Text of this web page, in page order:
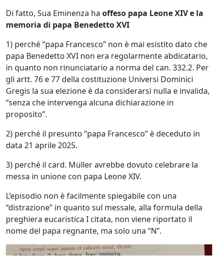
Di fatto, Sua Eminenza ha offeso papa Leone XIV e la
memoria di papa Benedetto XVI
1) perché “papa Francesco” non è mai esistito dato che
papa Benedetto XVI non era regolarmente abdicatario,
in quanto non rinunciatario a norma del can. 332.2. Per
gli artt. 76 e 77 della costituzione Universi Dominici
Gregis la sua elezione è da considerarsi nulla e invalida,
“senza che intervenga alcuna dichiarazione in
proposito”.
2) perché il presunto “papa Francesco” è deceduto in
data 21 aprile 2025.
3) perché il card. Müller avrebbe dovuto celebrare la
messa in unione con papa Leone XIV.
L’episodio non è facilmente spiegabile con una
“distrazione” in quanto sul messale, alla formula della
preghiera eucaristica I citata, non viene riportato il
nome del papa regnante, ma solo una “N”.